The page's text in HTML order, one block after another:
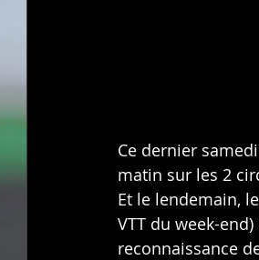
Ce dernier
matin sur les 2
Et le lendemain,
VTT du week-
reconnaissance